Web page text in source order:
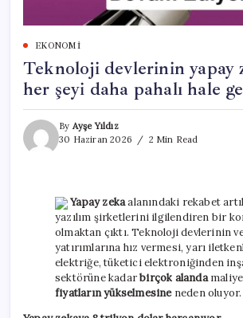
EKONOMI
Teknoloji devlerinin yapay
her şeyi daha pahalı hale
By Ayşe Yıldız
30 Haziran 2026
2 Min Read
Yapay zekaalanındaki rekabet
yazılım şirketlerini ilgilendiren bir
olmaktan çıktı. Teknoloji devlerinin
yatırımlarına hız vermesi, yarı
elektriğe, tüketici elektroniğinden
sektörüne kadarbirçok alanda
fiyatların yükselmesineneden oluyor.